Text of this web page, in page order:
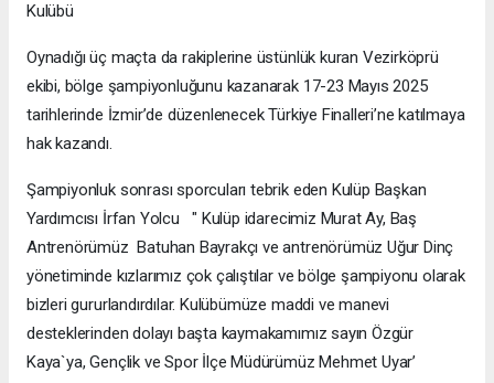
Kulübü
Oynadığı üç maçta da rakiplerine üstünlük kuran Vezirköprü
ekibi, bölge şampiyonluğunu kazanarak 17-23 Mayıs 2025
tarihlerinde İzmir’de düzenlenecek Türkiye Finalleri’ne katılmaya
hak kazandı.
Şampiyonluk sonrası sporcuları tebrik eden Kulüp Başkan
Yardımcısı İrfan Yolcu " Kulüp idarecimiz Murat Ay, Baş
Antrenörümüz Batuhan Bayrakçı ve antrenörümüz Uğur Dinç
yönetiminde kızlarımız çok çalıştılar ve bölge şampiyonu olarak
bizleri gururlandırdılar. Kulübümüze maddi ve manevi
desteklerinden dolayı başta kaymakamımız sayın Özgür
Kaya`ya, Gençlik ve Spor İlçe Müdürümüz Mehmet Uyar’